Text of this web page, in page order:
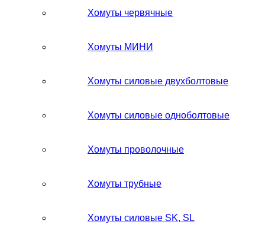
Хомуты червячные
Хомуты МИНИ
Хомуты силовые двухболтовые
Хомуты силовые одноболтовые
Хомуты проволочные
Хомуты трубные
Хомуты силовые SK, SL